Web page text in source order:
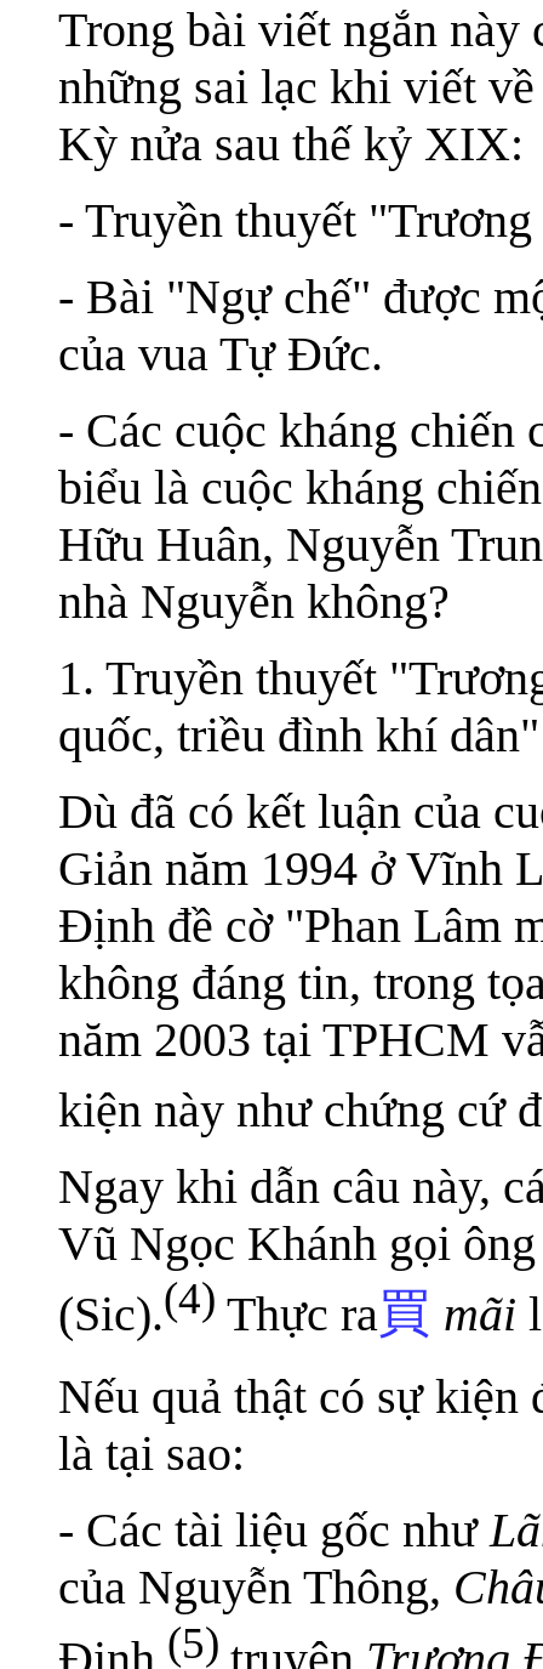
Trong bài viết ngắn
những sai lạc khi viết
Kỳ nửa sau thế kỷ XIX:
- Truyền thuyết
- Bài "Ngự chế" được
của vua Tự Đức.
- Các cuộc kháng chiến
biểu là cuộc kháng
Hữu Huân, Nguyễn
nhà Nguyễn không?
1. Truyền thuyết
quốc, triều đình khí
Dù đã có kết luận của
Giản năm 1994 ở Vĩnh
Định đề cờ "Phan Lâm
không đáng tin, trong
năm 2003 tại TPHCM
kiện này như chứng cứ
Ngay khi dẫn câu này,
Vũ Ngọc Khánh gọi
(Sic).(4) Thực ra買 mãi
Nếu quả thật có sự kiện
là tại sao:
- Các tài liệu gốc như
của Nguyễn Thông,
(5)